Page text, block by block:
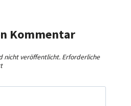
Kommentar
nicht veröffentlicht. Erforderliche